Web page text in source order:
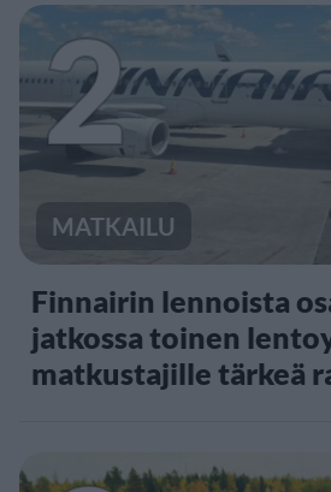
2
MATKAILU
Finnairin lennoista
jatkossa toinen
matkustajille tärkeä